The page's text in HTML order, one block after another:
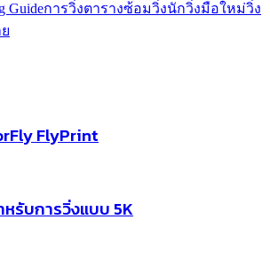
Guideการวิ่งตารางซ้อมวิ่งนักวิ่งมือใหม่วิ่ง
FlyPrint
รับการวิ่งแบบ 5K